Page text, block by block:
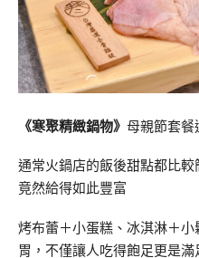
《寒聚精緻鍋物》 母親節套餐
通常火鍋店的飯後甜點都比較
竟然給得如此豐富
烤布蕾＋小蛋糕、冰淇淋＋
胃，不僅讓人吃得飽足更是滿